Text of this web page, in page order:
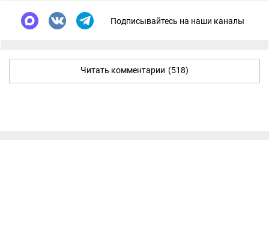
Подписывайтесь на наши каналы
Читать комментарии (518)